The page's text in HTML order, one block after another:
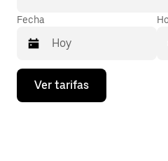
Fecha
Presiona
flecha
Ver tarifas